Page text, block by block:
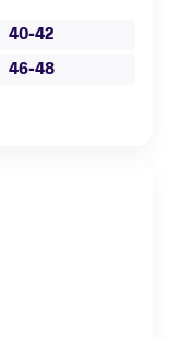
40-42
46-48